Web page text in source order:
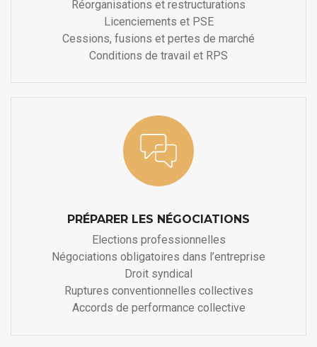
Réorganisations et restructurations
Licenciements et PSE
Cessions, fusions et pertes de marché
Conditions de travail et RPS
PRÉPARER LES NÉGOCIATIONS
Elections professionnelles
Négociations obligatoires dans l’entreprise
Droit syndical
Ruptures conventionnelles collectives
Accords de performance collective